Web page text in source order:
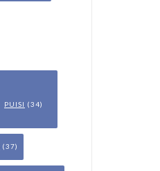
PUISI (34)
(37)